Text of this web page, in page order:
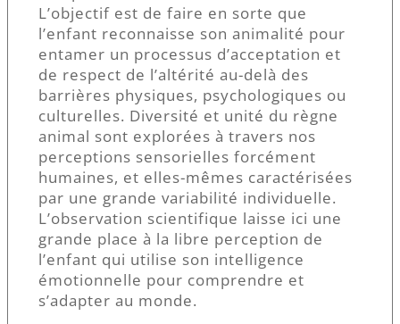
L’objectif est de faire en sorte que
l’enfant reconnaisse son animalité pour
entamer un processus d’acceptation et
de respect de l’altérité au-delà des
barrières physiques, psychologiques ou
culturelles. Diversité et unité du règne
animal sont explorées à travers nos
perceptions sensorielles forcément
humaines, et elles-mêmes caractérisées
par une grande variabilité individuelle.
L’observation scientifique laisse ici une
grande place à la libre perception de
l’enfant qui utilise son intelligence
émotionnelle pour comprendre et
s’adapter au monde.